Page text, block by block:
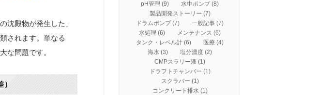
沈殿物が発生した」
されます。単なる
な問題です。
pH管理 (9)
水中ポンプ (8)
製品開発ストーリー (7)
ドラムポンプ (7)
一般記事 (7)
水処理 (6)
メンテナンス (6)
タンク・レベル計 (6)
医療 (4)
海水 (3)
塩分濃度 (2)
CMPスラリー液 (1)
ドラフトチャンバー (1)
スクラバー (1)
コンクリート排水 (1)